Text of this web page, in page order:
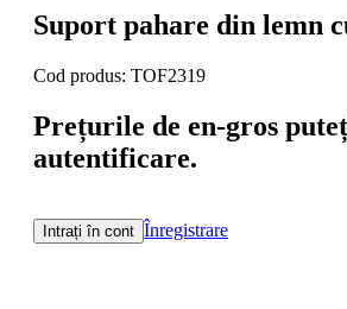
Suport pahare din lemn
Cod produs: TOF2319
Prețurile de en-gros
autentificare.
Intrați în cont Înregistrare